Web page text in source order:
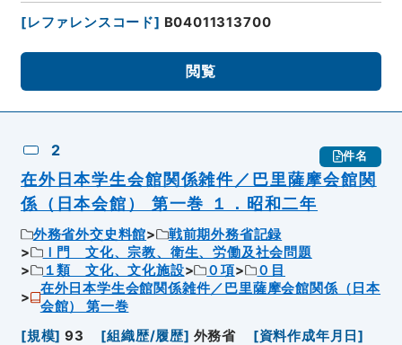
[レファレンスコード] B04011313700
閲覧
2 件名
在外日本学生会館関係雑件／巴里薩摩会館関
係（日本会館） 第一巻 １．昭和二年
外務省外交史料館
戦前期外務省記録
Ｉ門 文化、宗教、衛生、労働及社会問題
１類 文化、文化施設
０項
０目
在外日本学生会館関係雑件／巴里薩摩会館関係（日本
会館） 第一巻
[規模] 93 [組織歴/履歴] 外務省 [資料作成年月日]